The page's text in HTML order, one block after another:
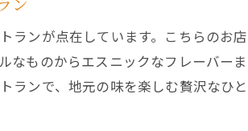
川口市の新鮮食材の魅力を味わ
新鮮な食材満載の川口市のパス
川口市で新鮮なパスタを楽しむ
ランが点在しています。こちらのお
なものからエスニックなフレーバー
ランで、地元の味を楽しむ贅沢なひ